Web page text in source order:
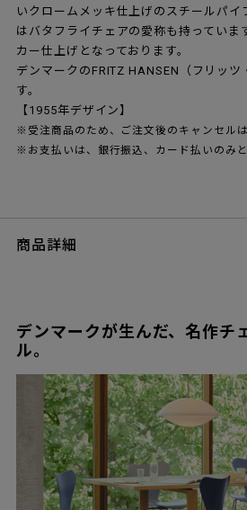
いクロームメッキ仕上げのスチールパイ
はバタフライチェアの愛称も持っていま
カー仕上げとなっております。
デンマークのFRITZ HANSEN（フリッ
す。
【1955年デザイン】
※受注商品のため、ご注文後のキャンセルは
※お支払いは、銀行振込、カード払いのみと
商品詳細
デンマークが生んだ、名作チ
ル。